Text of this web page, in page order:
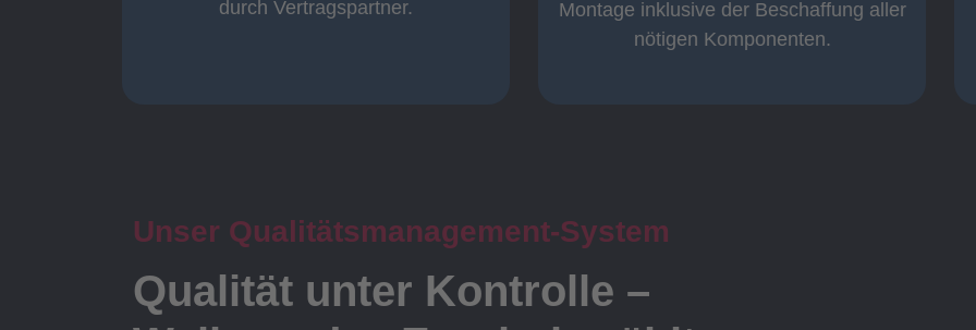
durch Vertragspartner.
durch Vertragspartner
Montage inklusive der Beschaffung aller
nötigen Komponenten.
Unser Qualitätsmanagement-System
Qualität unter Kontrolle –